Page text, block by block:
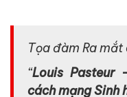
Tọa đàm Ra mắt
“Louis Pasteur
cách mạng Sinh